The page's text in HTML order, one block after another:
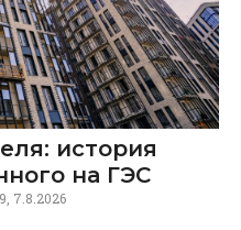
история
на ГЭС
7.8.2026